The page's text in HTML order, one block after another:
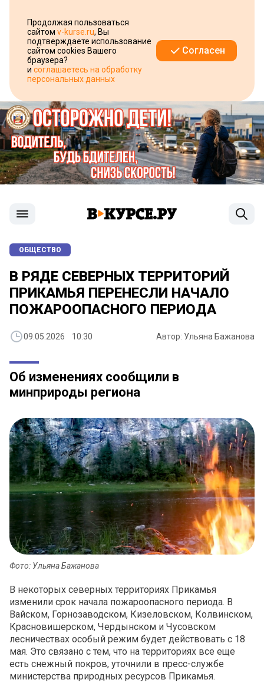
Продолжая пользоваться
сайтом v-kurse.ru, Вы
подтверждаете использование
сайтом cookies Вашего
браузера?
и соглашаетесь на обработку
персональных данных
Согласен
ОБЩЕСТВО
В РЯДЕ СЕВЕРНЫХ ТЕРРИТОРИЙ
ПРИКАМЬЯ ПЕРЕНЕСЛИ НАЧАЛО
ПОЖАРООПАСНОГО ПЕРИОДА
09.05.2026 10:30 Автор: Ульяна Бажанова
Об изменениях сообщили в
минприроды региона
Фото: Ульяна Бажанова
В некоторых северных территориях Прикамья
изменили срок начала пожароопасного периода. В
Вайском, Горнозаводском, Кизеловском, Колвинском,
Красновишерском, Чердынском и Чусовском
лесничествах особый режим будет действовать с 18
мая. Это связано с тем, что на территориях все еще
есть снежный покров, уточнили в пресс-службе
министерства природных ресурсов Прикамья.